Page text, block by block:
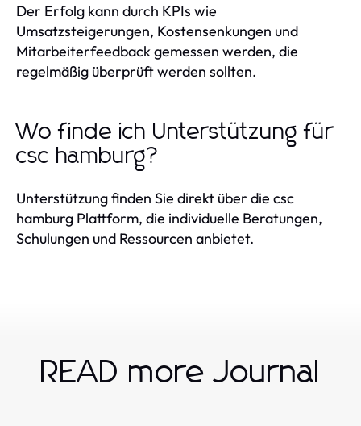
Der Erfolg kann durch KPIs wie
Umsatzsteigerungen, Kostensenkungen und
Mitarbeiterfeedback gemessen werden, die
regelmäßig überprüft werden sollten.
Wo finde ich Unterstützung für
csc hamburg?
Unterstützung finden Sie direkt über die csc
hamburg Plattform, die individuelle Beratungen,
Schulungen und Ressourcen anbietet.
READ more Journal